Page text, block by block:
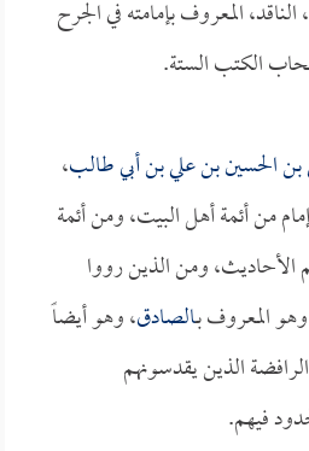
المعروف بإمامته في الجرح
الكتب الستة.
الحسين بن علي بن أبي طالب،
من أئمة أهل البيت، ومن أئمة
الأحاديث، ومن الذين رووا
المعروف بـالصادق، وهو أيضاً
الذين يقدسونهم
فيهم.